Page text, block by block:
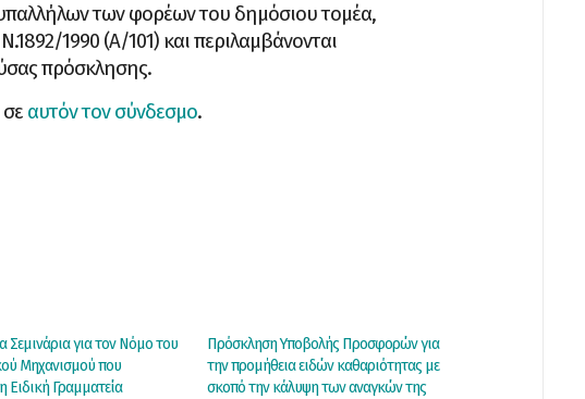
των φορέων του δημόσιου τομέα,
1990 (Α/101) και περιλαμβάνονται
πρόσκλησης.
αυτόν τον σύνδεσμο.
Σεμινάρια για τον Νόμο του
Μηχανισμού που
Ειδική Γραμματεία
Πρόσκληση Υποβολής Προσφορών για
την προμήθεια ειδών καθαριότητας με
σκοπό την κάλυψη των αναγκών της